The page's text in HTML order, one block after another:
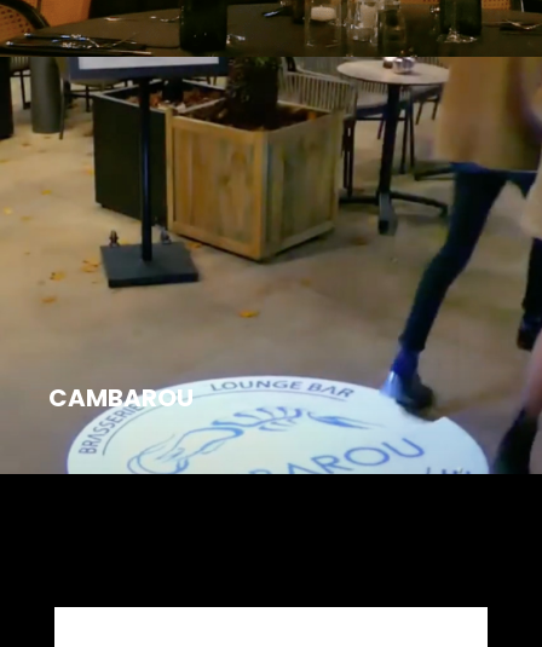
CAMBAROU